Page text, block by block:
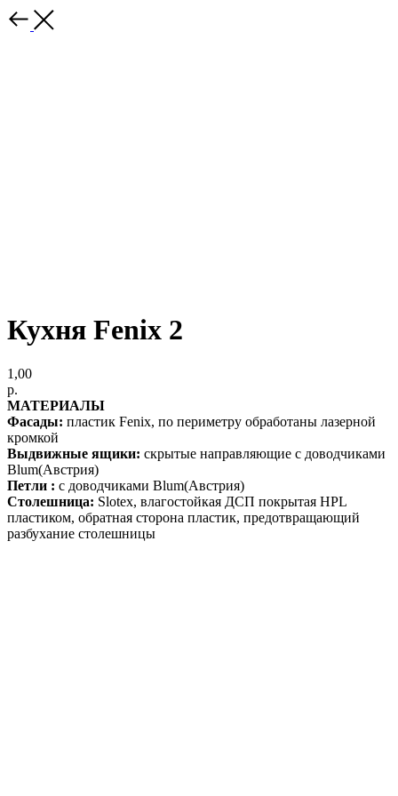
Кухня Fenix 2
1,00
р.
МАТЕРИАЛЫ
Фасады: пластик Fenix, по периметру обработаны лазерной
кромкой
Выдвижные ящики: скрытые направляющие с доводчиками
Blum(Австрия)
Петли : с доводчиками Blum(Австрия)
Столешница: Slotex, влагостойкая ДСП покрытая HPL
пластиком, обратная сторона пластик, предотвращающий
разбухание столешницы